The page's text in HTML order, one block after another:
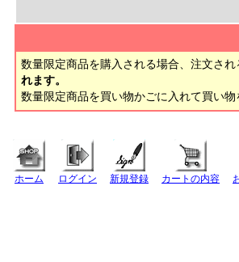
数量限定商品を購入される場合、注文さ
れます。
数量限定商品を買い物かごに入れて買い
ホーム ログイン 新規登録 カートの内容